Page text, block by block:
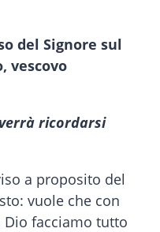
del Signore sul
vescovo
ricordarsi
a proposito del
vuole che con
facciamo tutto